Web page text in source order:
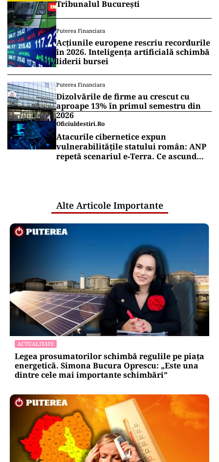
Tribunalul București
Puterea Financiara
Acțiunile europene rescriu recordurile
în 2026. Inteligența artificială schimbă
liderii bursei
Puterea Financiara
Dizolvările de firme au crescut cu
aproape 13% în primul semestru din
2026
Oficiuldestiri.ro
Atacurile cibernetice expun
vulnerabilitățile statului român: ANP
repetă scenariul e‑Terra. Ce ascund
Alte Articole Importante
ACTUALITATE
Legea prosumatorilor schimbă regulile pe piața
energetică. Simona Bucura Oprescu: „Este una
dintre cele mai importante schimbări”